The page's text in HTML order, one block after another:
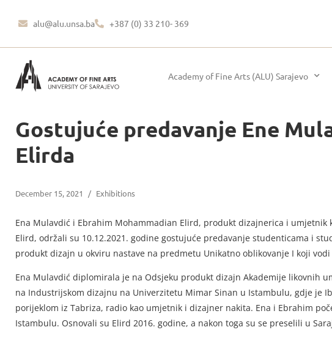
alu@alu.unsa.ba +387 (0) 33 210- 369
Academy of Fine Arts (ALU) Sarajevo
Gostujuće predavanje Ene
Elirda
December 15, 2021 / Exhibitions
Ena Mulavdić i Ebrahim Mohammadian Elird, produkt dizajnerica i umjetnik
Elird, održali su 10.12.2021. godine gostujuće predavanje studenticama i
produkt dizajn u okviru nastave na predmetu Unikatno oblikovanje I koji vodi
Ena Mulavdić diplomirala je na Odsjeku produkt dizajn Akademije likovnih
na Industrijskom dizajnu na Univerzitetu Mimar Sinan u Istambulu, gdje je
porijeklom iz Tabriza, radio kao umjetnik i dizajner nakita. Ena i Ebrahim
Istambulu. Osnovali su Elird 2016. godine, a nakon toga su se preselili u